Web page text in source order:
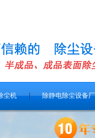
尘机 除静电除尘设备